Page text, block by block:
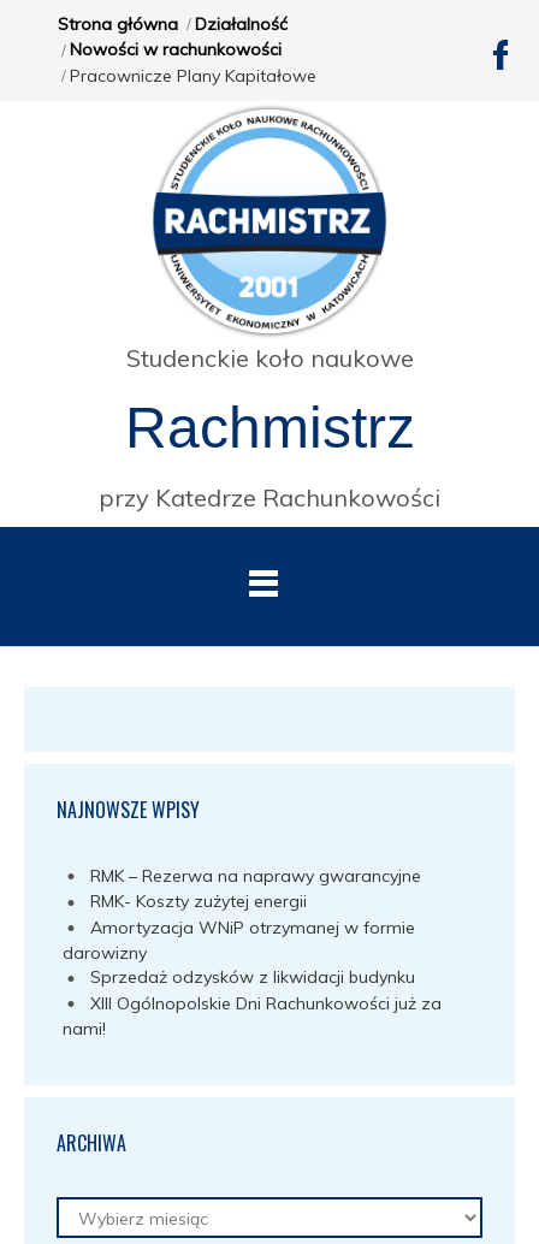
Strona główna
Działalność
Nowości w rachunkowości
Pracownicze Plany Kapitałowe
Studenckie koło naukowe
Rachmistrz
przy Katedrze Rachunkowości
NAJNOWSZE WPISY
RMK – Rezerwa na naprawy gwarancyjne
RMK- Koszty zużytej energii
Amortyzacja WNiP otrzymanej w formie
darowizny
Sprzedaż odzysków z likwidacji budynku
XIII Ogólnopolskie Dni Rachunkowości już za
nami!
ARCHIWA
Archiwa